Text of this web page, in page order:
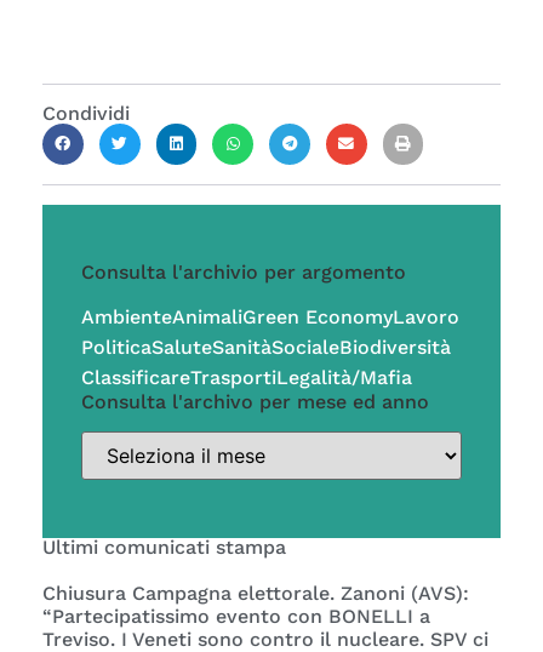
Condividi
Consulta l'archivio per argomento
AmbienteAnimaliGreen EconomyLavoro
PoliticaSaluteSanitàSocialeBiodiversità
ClassificareTrasportiLegalità/Mafia
Consulta l'archivo per mese ed anno
Ultimi comunicati stampa
Chiusura Campagna elettorale. Zanoni (AVS):
“Partecipatissimo evento con BONELLI a
Treviso. I Veneti sono contro il nucleare. SPV ci